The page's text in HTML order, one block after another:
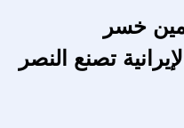
خسر
تصنع النصر